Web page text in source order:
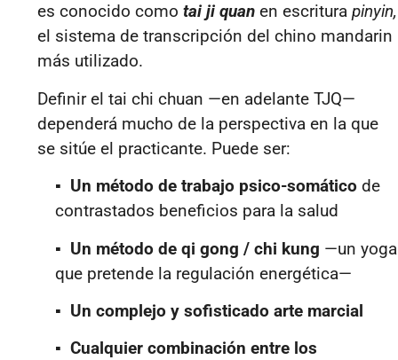
es conocido como tai ji quan en escritura pinyin,
el sistema de transcripción del chino mandarin
más utilizado.
Definir el tai chi chuan —en adelante TJQ—
dependerá mucho de la perspectiva en la que
se sitúe el practicante. Puede ser:
▪ Un método de trabajo psico-somático de
contrastados beneficios para la salud
▪ Un método de qi gong / chi kung —un yoga
que pretende la regulación energética—
▪ Un complejo y sofisticado arte marcial
▪ Cualquier combinación entre los